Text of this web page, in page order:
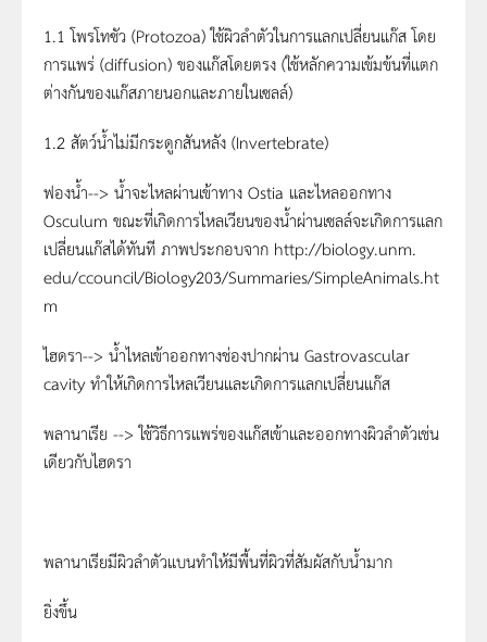
1.1 โพรโทซัว (Protozoa) ใช้ผิวลำตัวในการแลกเปลี่ยนแก๊ส โดย
การแพร่ (diffusion) ของแก๊สโดยตรง (ใช้หลักความเข้มข้นที่แตก
ต่างกันของแก๊สภายนอกและภายในเซลล์)
1.2 สัตว์น้ำไม่มีกระดูกสันหลัง (Invertebrate)
ฟองน้ำ--> น้ำจะไหลผ่านเข้าทาง Ostia และไหลออกทาง
Osculum ขณะที่เกิดการไหลเวียนของน้ำผ่านเซลล์จะเกิดการแลก
เปลี่ยนแก๊สได้ทันที ภาพประกอบจาก http://biology.unm.
edu/ccouncil/Biology203/Summaries/SimpleAnimals.ht
m
ไฮดรา--> น้ำไหลเข้าออกทางช่องปากผ่าน Gastrovascular
cavity ทำให้เกิดการไหลเวียนและเกิดการแลกเปลี่ยนแก๊ส
พลานาเรีย --> ใช้วิธีการแพร่ของแก๊สเข้าและออกทางผิวลำตัวเช่น
เดียวกับไฮดรา
พลานาเรียมีผิวลำตัวแบนทำให้มีพื้นที่ผิวที่สัมผัสกับน้ำมาก
ยิ่งขึ้น